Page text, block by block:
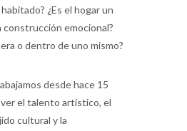
¿Es el hogar un
construcción emocional?
o dentro de uno mismo?
desde hace 15
el talento artístico, el
cultural y la